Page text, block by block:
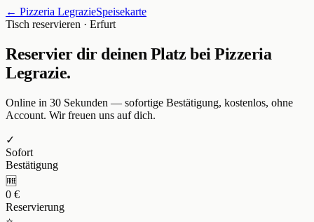
← Pizzeria LegrazieSpeisekarte
Tisch reservieren · Erfurt
Reservier dir deinen Platz beiPizzeria
Legrazie.
Online in 30 Sekunden — sofortige Bestätigung, kostenlos, ohne
Account. Wir freuen uns auf dich.
✓
Sofort
Bestätigung
🆓
0 €
Reservierung